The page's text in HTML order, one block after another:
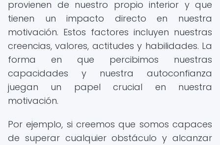
provienen de nuestro propio interior y que
tienen un impacto directo en nuestra
motivación. Estos factores incluyen nuestras
creencias, valores, actitudes y habilidades. La
forma en que percibimos nuestras
capacidades y nuestra autoconfianza
juegan un papel crucial en nuestra
motivación.
Por ejemplo, si creemos que somos capaces
de superar cualquier obstáculo y alcanzar